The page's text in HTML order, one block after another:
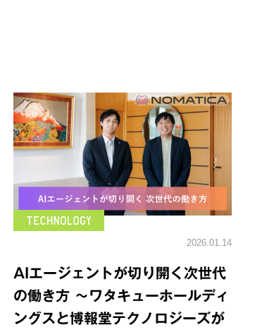
2026.01.14
AIエージェントが切り開く次世代
の働き方 ～ワタキューホールディ
ングスと博報堂テクノロジーズが